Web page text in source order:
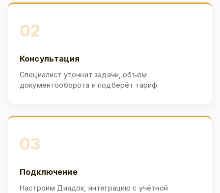
02
Консультация
Специалист уточнит задачи, объём
документооборота и подберёт тариф.
03
Подключение
Настроим Диадок, интеграцию с учётной